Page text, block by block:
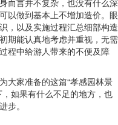
而言并不复杂，也没有什么深
以做到基本上不增加造价。眼
，以及实施过程汇总细部构造
初期能认真地考虑并重视，无需
程中给游人带来的不便及障
大家准备的这篇“孝感园林景
如果有什么不足的地方，也
步。